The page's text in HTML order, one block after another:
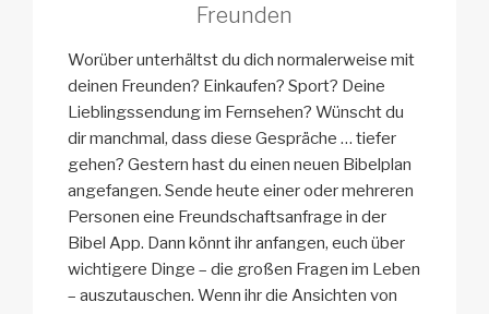
Freunden
Worüber unterhältst du dich normalerweise mit
deinen Freunden? Einkaufen? Sport? Deine
Lieblingssendung im Fernsehen? Wünscht du
dir manchmal, dass diese Gespräche … tiefer
gehen? Gestern hast du einen neuen Bibelplan
angefangen. Sende heute einer oder mehreren
Personen eine Freundschaftsanfrage in der
Bibel App. Dann könnt ihr anfangen, euch über
wichtigere Dinge – die großen Fragen im Leben
– auszutauschen. Wenn ihr die Ansichten von